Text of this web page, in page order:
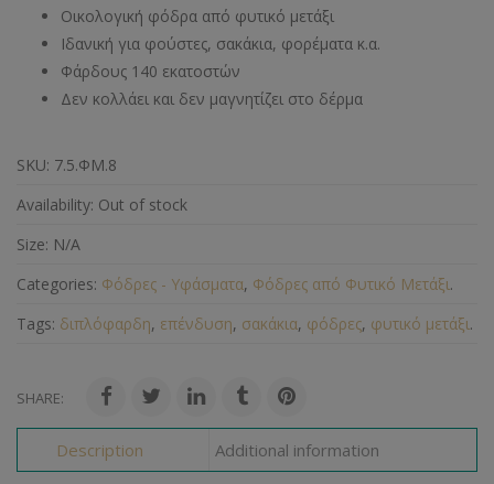
Οικολογική φόδρα από φυτικό μετάξι
Ιδανική για φούστες, σακάκια, φορέματα κ.α.
Φάρδους 140 εκατοστών
Δεν κολλάει και δεν μαγνητίζει στο δέρμα
SKU: 7.5.ΦΜ.8
Availability: Out of stock
Size: N/A
Categories: Φόδρες - Υφάσματα, Φόδρες από Φυτικό Μετάξι.
Tags: διπλόφαρδη, επένδυση, σακάκια, φόδρες, φυτικό μετάξι.
SHARE:
Description Additional information